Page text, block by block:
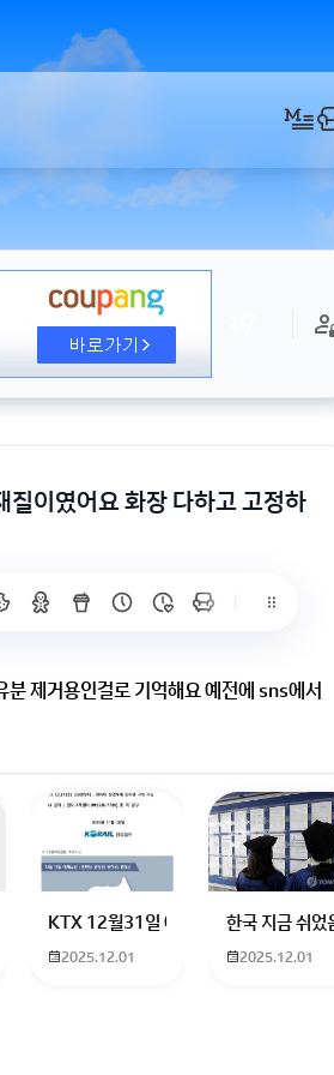
질이였어요 화장 다하고 고정하
제거용인걸로 기억해요 예전에 sns에서
경로 알려주세요
남자 캐릭터에 더빙하신분도 남자였던거같
어떻게 해야하나요? 친구가 발로란트 한번
KTX 12월31일 예매 수원이나 서울에서
2025.12.01
한국 지금 쉬
2025.12.01